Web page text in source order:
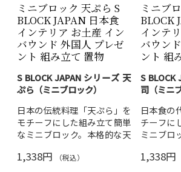
ミニブロック 天ぷら S
BLOCK JAPAN 日本食
インテリア お土産 イン
バウンド 外国人 プレゼ
ント 組み立て 置物
S BLOCK JAPAN シリーズ 天
ぷら（ミニブロック）
日本の伝統料理「天ぷら」を
モチーフにした組み立て簡単
なミニブロック。本格的な天
インテリアとして飾れます。
1,338円 （税込）
ミニブ
BLOCK
インテ
バウン
ント 組
S BLOCK
司（ミニ
日本食の
チーフに
ミニブロ
クやキッ
1,338円